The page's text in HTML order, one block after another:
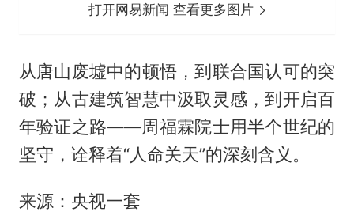
打开网易新闻 查看更多图片
从唐山废墟中的顿悟，到联合国认可的突
破；从古建筑智慧中汲取灵感，到开启百
年验证之路——周福霖院士用半个世纪的
坚守，诠释着“人命关天”的深刻含义。
来源：央视一套